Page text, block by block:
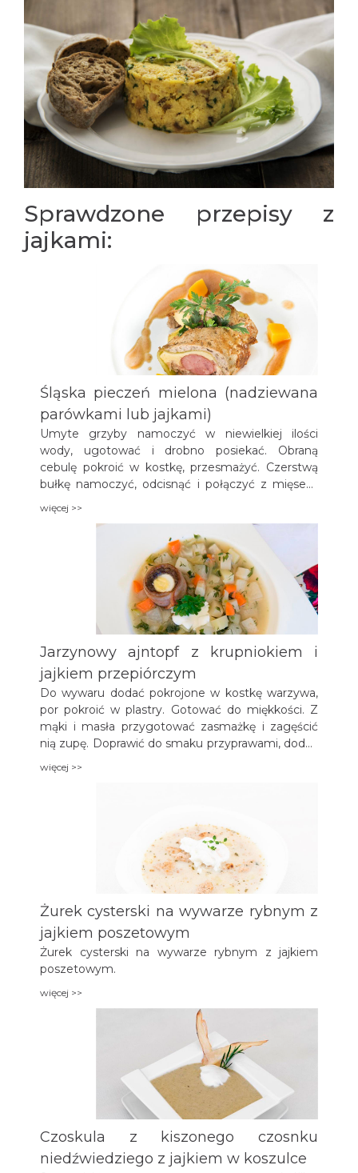
Sprawdzone przepisy z
jajkami:
Śląska pieczeń mielona (nadziewana
parówkami lub jajkami)
Umyte grzyby namoczyć w niewielkiej ilości
wody, ugotować i drobno posiekać. Obraną
cebulę pokroić w kostkę, przesmażyć. Czerstwą
bułkę namoczyć, odcisnąć i połączyć z mięsem
cebulą, jajkami; przyprawić solą, pieprzem, gałką
muszkatołową. Wszystko wyrobić, wymieszać, aż
masa będzie gładka i pulchna. Wyłożyć na
stolnicę podsypaną tartą bułką, uformować
prostokątny placek. Zawinięte w plastry sera
żółtego parówki lub jajka ugotowane na twardo
ułożyć na środku mięsnego placka. Zwinąć w
rulon, włożyć do formy wysmarowanej tłuszczem,
piec w piekarniku około 50 minut, skrapiając co
jakiś czas stopionym smalcem i wywarem z
grzybów.
więcej >>
Jarzynowy ajntopf z krupniokiem i
jajkiem przepiórczym
Do wywaru dodać pokrojone w kostkę warzywa,
por pokroić w plastry. Gotować do miękkości. Z
mąki i masła przygotować zasmażkę i zagęścić
nią zupę. Doprawić do smaku przyprawami, dodać
zapieczonym w boczku krupniokiem,
więcej >>
Żurek cysterski na wywarze rybnym z
jajkiem poszetowym
Żurek cysterski na wywarze rybnym z jajkiem
poszetowym.
więcej >>
Czoskula z kiszonego czosnku
niedźwiedziego z jajkiem w koszulce